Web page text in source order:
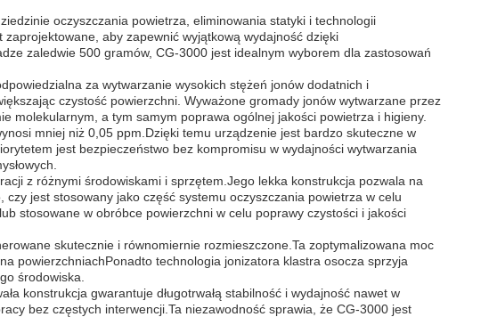
oczyszczania powietrza, eliminowania statyki i technologii
aby zapewnić wyjątkową wydajność dzięki
zaledwie 500 gramów, CG-3000 jest idealnym wyborem dla zastosowań
za wytwarzanie wysokich stężeń jonów dodatnich i
czystość powierzchni. Wyważone gromady jonów wytwarzane przez
molekularnym, a tym samym poprawa ogólnej jakości powietrza i higieny.
mniej niż 0,05 ppm.Dzięki temu urządzenie jest bardzo skuteczne w
jest bezpieczeństwo bez kompromisu w wydajności wytwarzania
z różnymi środowiskami i sprzętem.Jego lekka konstrukcja pozwala na
jest stosowany jako część systemu oczyszczania powietrza w celu
stosowane w obróbce powierzchni w celu poprawy czystości i jakości
skutecznie i równomiernie rozmieszczone.Ta zoptymalizowana moc
powierzchniachPonadto technologia jonizatora klastra osocza sprzyja
środowiska.
konstrukcja gwarantuje długotrwałą stabilność i wydajność nawet w
bez częstych interwencji.Ta niezawodność sprawia, że CG-3000 jest